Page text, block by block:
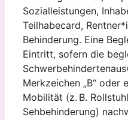
Sozialleistungen,
Teilhabecard,
Behinderung. Eine
Eintritt, sofern die
Merkzeichen „B“ oder
Mobilität (z. B.
Sehbehinderung)